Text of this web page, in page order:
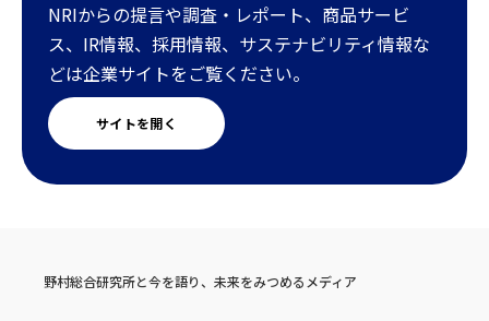
NRIからの提言や調査・レポート、商品サービ
ス、IR情報、採用情報、サステナビリティ情報な
どは企業サイトをご覧ください。
サイトを開く
野村総合研究所と今を語り、未来をみつめるメディア